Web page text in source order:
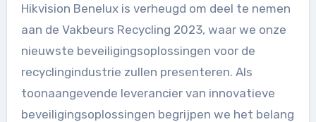
Hikvision Benelux is verheugd om deel te nemen
aan de Vakbeurs Recycling 2023, waar we onze
nieuwste beveiligingsoplossingen voor de
recyclingindustrie zullen presenteren. Als
toonaangevende leverancier van innovatieve
beveiligingsoplossingen begrijpen we het belang